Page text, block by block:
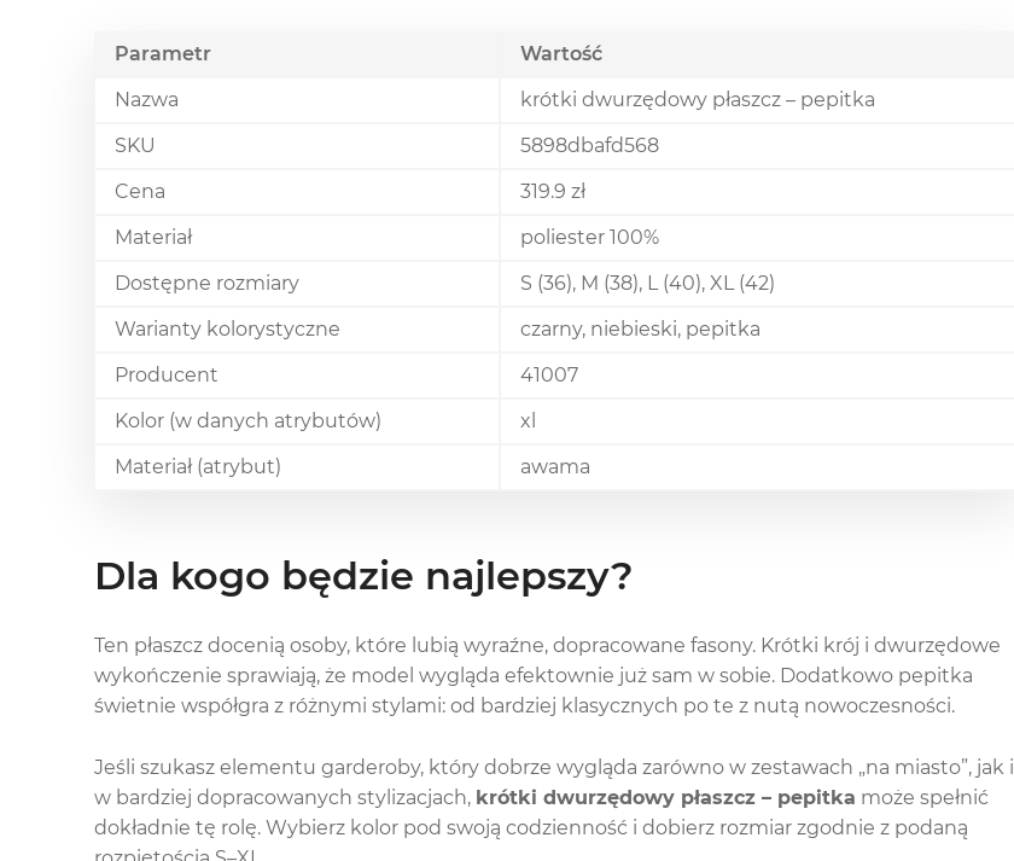
Parametr
Wartość
Nazwa
krótki dwurzędowy płaszcz – pepitka
SKU
5898dbafd568
Cena
319.9 zł
Materiał
poliester 100%
Dostępne rozmiary
S (36), M (38), L (40), XL (42)
Warianty kolorystyczne
czarny, niebieski, pepitka
Producent
41007
Kolor (w danych atrybutów)
xl
Materiał (atrybut)
awama
Dla kogo będzie najlepszy?
Ten płaszcz docenią osoby, które lubią wyraźne, dopracowane fasony. Krótki krój i dwurzędowe
wykończenie sprawiają, że model wygląda efektownie już sam w sobie. Dodatkowo pepitka
świetnie współgra z różnymi stylami: od bardziej klasycznych po te z nutą nowoczesności.
Jeśli szukasz elementu garderoby, który dobrze wygląda zarówno w zestawach „na miasto”, jak i
w bardziej dopracowanych stylizacjach, krótki dwurzędowy płaszcz – pepitka może spełnić
dokładnie tę rolę. Wybierz kolor pod swoją codzienność i dobierz rozmiar zgodnie z podaną